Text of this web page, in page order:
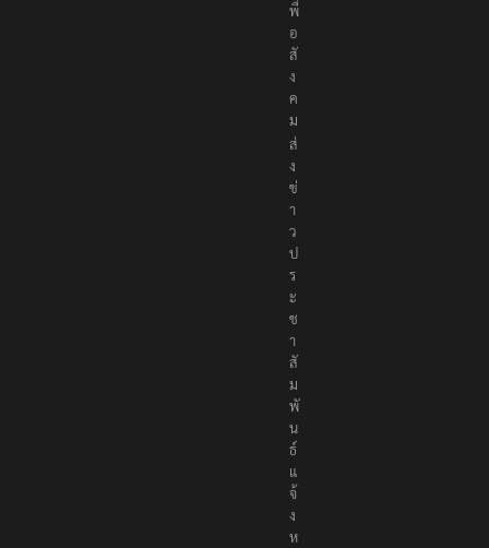
พื่
อ
สั
ง
ค
ม
ส่
ง
ข่
า
ว
ป
ร
ะ
ช
า
สั
ม
พั
น
ธ์
แ
จ้
ง
ห